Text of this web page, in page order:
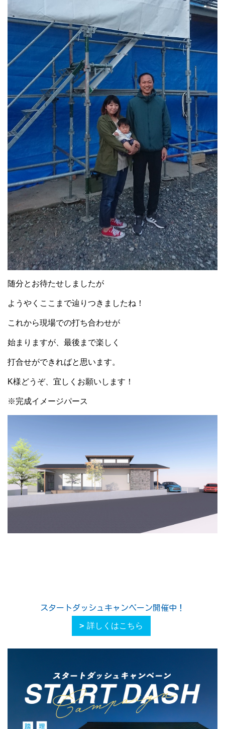
随分とお待たせしましたが
ようやくここまで辿りつきましたね！
これから現場での打ち合わせが
始まりますが、最後まで楽しく
打合せができればと思います。
K様どうぞ、宜しくお願いします！
※完成イメージパース
スタートダッシュキャンペーン開催中！
詳しくはこちら